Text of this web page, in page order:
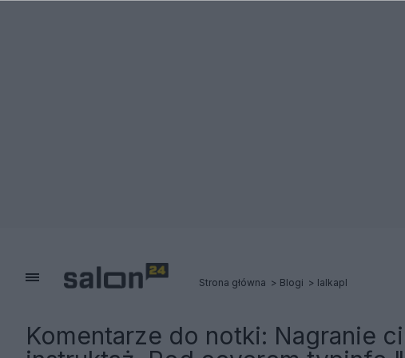
Strona główna Blogi lalkapl
Komentarze do notki: Nagranie